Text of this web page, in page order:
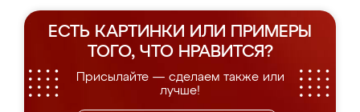
ЕСТЬ КАРТИНКИ ИЛИ ПРИМЕРЫ
ТОГО, ЧТО НРАВИТСЯ?
Присылайте — сделаем также или
лучше!